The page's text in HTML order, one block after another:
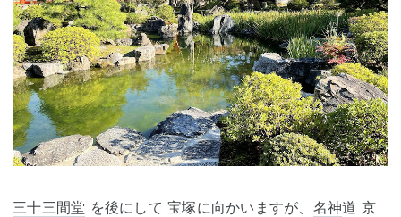
三十三間堂 を後にして 宝塚に向かいますが、 名神道 京